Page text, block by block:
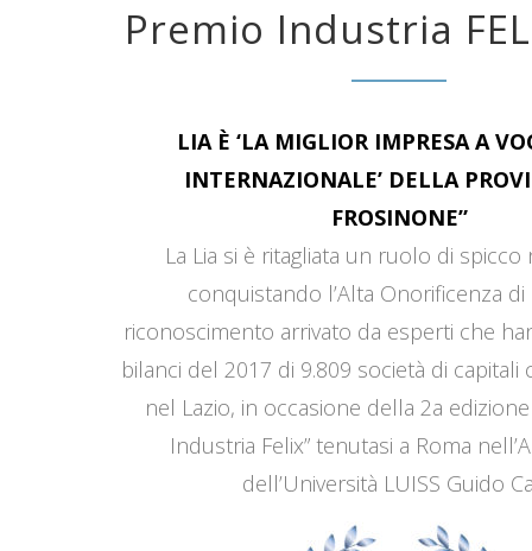
Premio Industria
LIA È ‘LA MIGLIOR IMPRESA A
INTERNAZIONALE’ DELLA
FROSINONE”
La Lia si è ritagliata un ruolo di
conquistando l’Alta Onorificenza di
riconoscimento arrivato da esperti che
bilanci del 2017 di 9.809 società di capitali
nel Lazio, in occasione della 2a
Industria Felix” tenutasi a Roma
dell’Università LUISS Guido